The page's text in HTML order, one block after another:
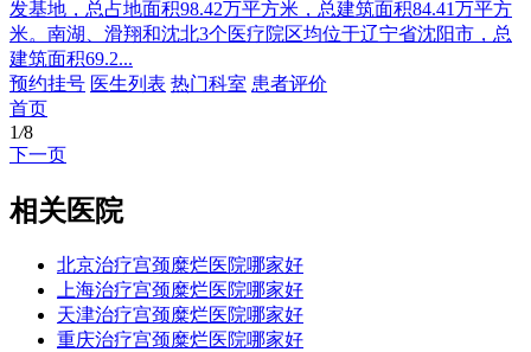
发基地，总占地面积98.42万平方米，总建筑面积84.41万平方
米。南湖、滑翔和沈北3个医疗院区均位于辽宁省沈阳市，总
建筑面积69.2...
预约挂号 医生列表 热门科室 患者评价
首页
1/8
下一页
相关医院
北京治疗宫颈糜烂医院哪家好
上海治疗宫颈糜烂医院哪家好
天津治疗宫颈糜烂医院哪家好
重庆治疗宫颈糜烂医院哪家好